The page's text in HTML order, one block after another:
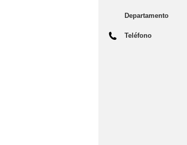
Departamento
Teléfono